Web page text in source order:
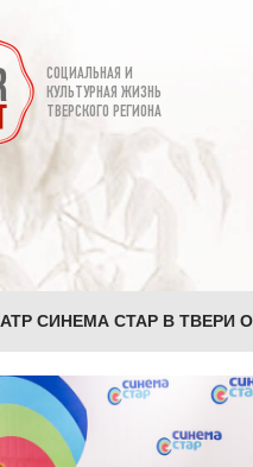
СОЦИАЛЬНАЯ И
КУЛЬТУРНАЯ ЖИЗНЬ
ТВЕРСКОГО РЕГИОНА
СИНЕМА СТАР В ТВЕРИ